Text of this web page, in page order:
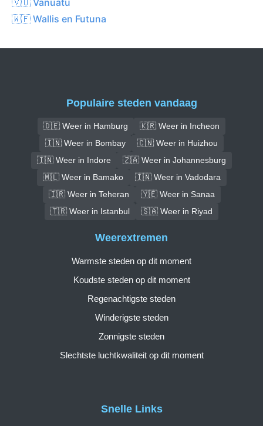
🇼🇫 Wallis en Futuna
Populaire steden vandaag
🇩🇪 Weer in Hamburg
🇰🇷 Weer in Incheon
🇮🇳 Weer in Bombay
🇨🇳 Weer in Huizhou
🇮🇳 Weer in Indore
🇿🇦 Weer in Johannesburg
🇲🇱 Weer in Bamako
🇮🇳 Weer in Vadodara
🇮🇷 Weer in Teheran
🇾🇪 Weer in Sanaa
🇹🇷 Weer in Istanbul
🇸🇦 Weer in Riyad
Snelle Links
Weerextremen
Warmste steden op dit moment
Koudste steden op dit moment
Regenachtigste steden
Winderigste steden
Zonnigste steden
Slechtste luchtkwaliteit op dit moment